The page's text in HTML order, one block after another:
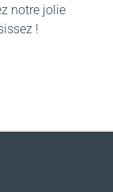
notre jolie
!